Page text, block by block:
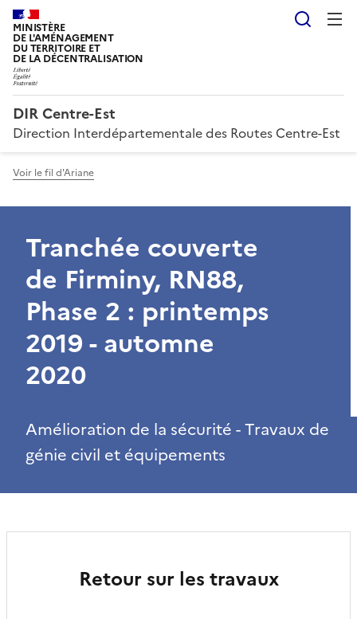
MINISTÈRE
DE L'AMÉNAGEMENT
DU TERRITOIRE ET
DE LA DÉCENTRALISATION
DIR Centre-Est
Direction Interdépartementale des Routes Centre-Est
Voir le fil d'Ariane
Tranchée couverte
de Firminy, RN88,
Phase 2 : printemps
2019 - automne
2020
Amélioration de la sécurité - Travaux de
génie civil et équipements
Retour sur les travaux